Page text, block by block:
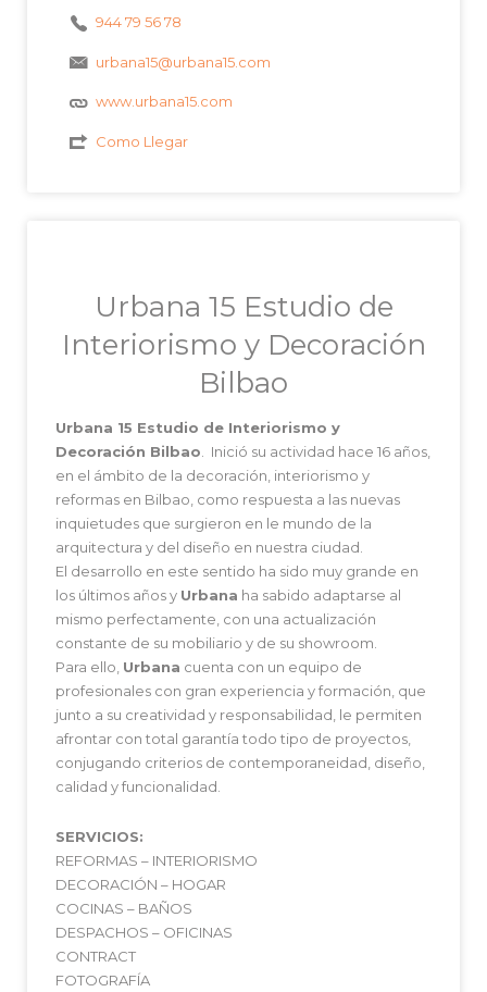
944 79 56 78
urbana15@urbana15.com
www.urbana15.com
Como Llegar
Urbana 15 Estudio de
Interiorismo y Decoración
Bilbao
Urbana 15 Estudio de Interiorismo y
Decoración Bilbao . Inició su actividad hace 16 años,
en el ámbito de la decoración, interiorismo y
reformas en Bilbao, como respuesta a las nuevas
inquietudes que surgieron en le mundo de la
arquitectura y del diseño en nuestra ciudad.
El desarrollo en este sentido ha sido muy grande en
los últimos años y Urbana ha sabido adaptarse al
mismo perfectamente, con una actualización
constante de su mobiliario y de su showroom.
Para ello, Urbana cuenta con un equipo de
profesionales con gran experiencia y formación, que
junto a su creatividad y responsabilidad, le permiten
afrontar con total garantía todo tipo de proyectos,
conjugando criterios de contemporaneidad, diseño,
calidad y funcionalidad.
SERVICIOS:
REFORMAS – INTERIORISMO
DECORACIÓN – HOGAR
COCINAS – BAÑOS
DESPACHOS – OFICINAS
CONTRACT
FOTOGRAFÍA